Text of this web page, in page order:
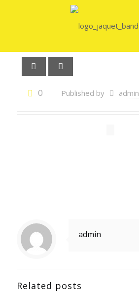
0 Published by admin
admin
Related posts